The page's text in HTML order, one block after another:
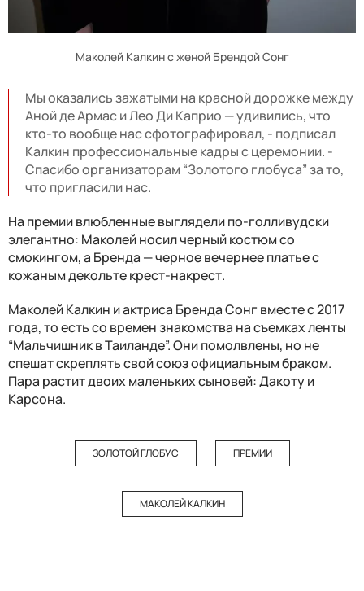
Маколей Калкин с женой Брендой Сонг
Мы оказались зажатыми на красной дорожке между
Аной де Армас и Лео Ди Каприо — удивились, что
кто-то вообще нас сфотографировал, - подписал
Калкин профессиональные кадры с церемонии. -
Спасибо организаторам “Золотого глобуса” за то,
что пригласили нас.
На премии влюбленные выглядели по-голливудски
элегантно: Маколей носил черный костюм со
смокингом, а Бренда — черное вечернее платье с
кожаным декольте крест-накрест.
Маколей Калкин и актриса Бренда Сонг вместе с 2017
года, то есть со времен знакомства на съемках ленты
“Мальчишник в Таиланде”. Они помолвлены, но не
спешат скреплять свой союз официальным браком.
Пара растит двоих маленьких сыновей: Дакоту и
Карсона.
ЗОЛОТОЙ ГЛОБУС ПРЕМИИ
МАКОЛЕЙ КАЛКИН